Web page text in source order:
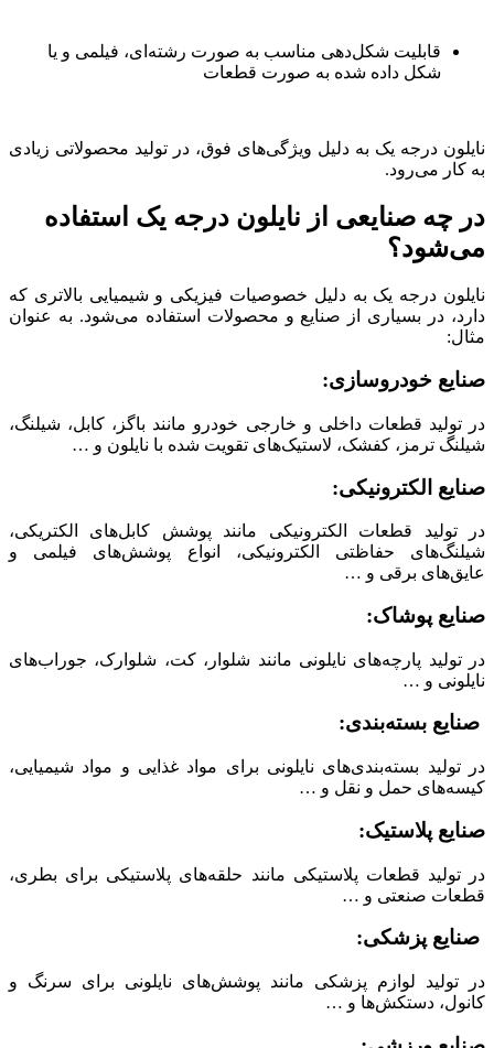
قابلیت شکل‌دهی مناسب به صورت رشته‌ای، فیلمی و یا
شکل داده شده به صورت قطعات
نایلون درجه یک به دلیل ویژگی‌های فوق، در تولید محصولاتی زیادی
به کار می‌رود.
در چه صنایعی از نایلون درجه یک استفاده
می‌شود؟
نایلون درجه یک به دلیل خصوصیات فیزیکی و شیمیایی بالاتری که
دارد، در بسیاری از صنایع و محصولات استفاده می‌شود. به عنوان
مثال:
صنایع خودروسازی:
در تولید قطعات داخلی و خارجی خودرو مانند باگز، کابل، شیلنگ،
شیلنگ ترمز، کفشک، لاستیک‌های تقویت شده با نایلون و …
صنایع الکترونیکی:
در تولید قطعات الکترونیکی مانند پوشش کابل‌های الکتریکی،
شیلنگ‌های حفاظتی الکترونیکی، انواع پوشش‌های فیلمی و
عایق‌های برقی و …
صنایع پوشاک:
در تولید پارچه‌های نایلونی مانند شلوار، کت، شلوارک، جوراب‌های
نایلونی و …
صنایع بسته‌بندی:
در تولید بسته‌بندی‌های نایلونی برای مواد غذایی و مواد شیمیایی،
کیسه‌های حمل و نقل و …
صنایع پلاستیک:
در تولید قطعات پلاستیکی مانند حلقه‌های پلاستیکی برای بطری،
قطعات صنعتی و …
صنایع پزشکی:
در تولید لوازم پزشکی مانند پوشش‌های نایلونی برای سرنگ و
کانول، دستکش‌ها و …